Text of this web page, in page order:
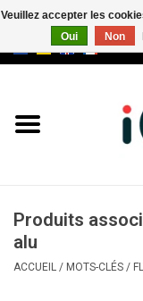
Marques
Appelez-nous au +32 3
Produits
alu
ACCUEIL / MOTS-CLÉS /
Veuillez accepter les
Oui
Non